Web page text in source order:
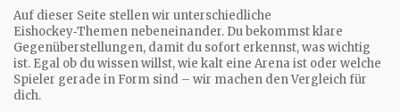
Auf dieser Seite stellen wir unterschiedliche
Eishockey‑Themen nebeneinander. Du bekommst klare
Gegenüberstellungen, damit du sofort erkennst, was wichtig
ist. Egal ob du wissen willst, wie kalt eine Arena ist oder welche
Spieler gerade in Form sind – wir machen den Vergleich für
dich.